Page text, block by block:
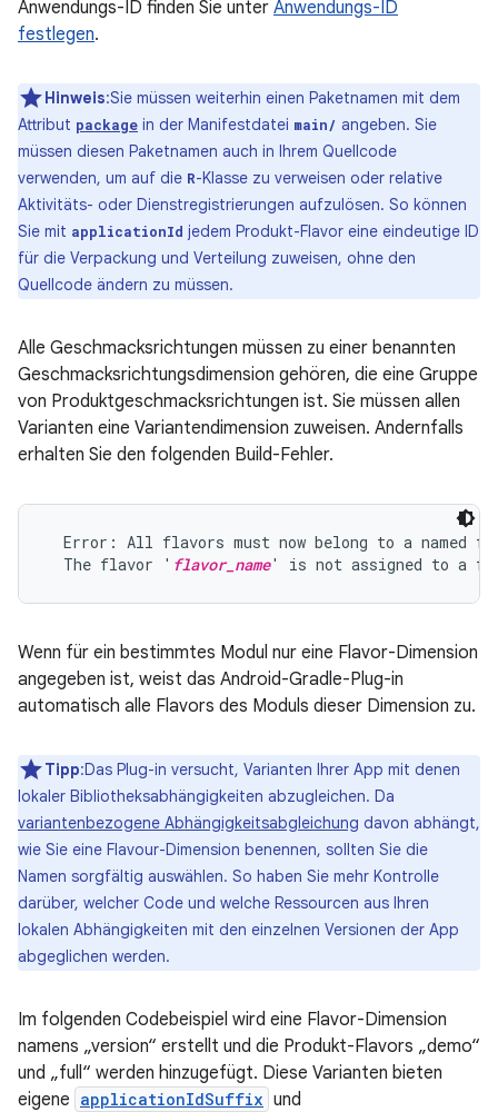
Anwendungs-ID finden Sie unter Anwendungs-ID
festlegen.
Hinweis:Sie müssen weiterhin einen Paketnamen mit dem
Attribut package in der Manifestdatei main/ angeben. Sie
müssen diesen Paketnamen auch in Ihrem Quellcode
verwenden, um auf die R-Klasse zu verweisen oder relative
Aktivitäts- oder Dienstregistrierungen aufzulösen. So können
Sie mit applicationId jedem Produkt-Flavor eine eindeutige ID
für die Verpackung und Verteilung zuweisen, ohne den
Quellcode ändern zu müssen.
Alle Geschmacksrichtungen müssen zu einer benannten
Geschmacksrichtungsdimension gehören, die eine Gruppe
von Produktgeschmacksrichtungen ist. Sie müssen allen
Varianten eine Variantendimension zuweisen. Andernfalls
erhalten Sie den folgenden Build-Fehler.
Error: All flavors must now belong to a named
  The flavor '
flavor_name
Wenn für ein bestimmtes Modul nur eine Flavor-Dimension
angegeben ist, weist das Android-Gradle-Plug-in
automatisch alle Flavors des Moduls dieser Dimension zu.
Tipp:Das Plug-in versucht, Varianten Ihrer App mit denen
lokaler Bibliotheksabhängigkeiten abzugleichen. Da
variantenbezogene Abhängigkeitsabgleichung davon abhängt,
wie Sie eine Flavour-Dimension benennen, sollten Sie die
Namen sorgfältig auswählen. So haben Sie mehr Kontrolle
darüber, welcher Code und welche Ressourcen aus Ihren
lokalen Abhängigkeiten mit den einzelnen Versionen der App
abgeglichen werden.
Im folgenden Codebeispiel wird eine Flavor-Dimension
namens „version“ erstellt und die Produkt-Flavors „demo“
und „full“ werden hinzugefügt. Diese Varianten bieten
eigene applicationIdSuffix und